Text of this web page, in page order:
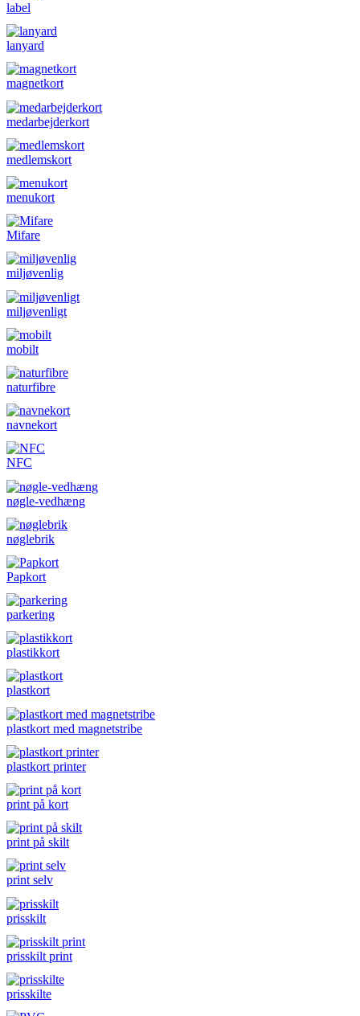
label
lanyard
magnetkort
medarbejderkort
medlemskort
menukort
Mifare
miljøvenlig
miljøvenligt
mobilt
naturfibre
navnekort
NFC
nøgle-vedhæng
nøglebrik
Papkort
parkering
plastikkort
plastkort
plastkort med magnetstribe
plastkort printer
print på kort
print på skilt
print selv
prisskilt
prisskilt print
prisskilte